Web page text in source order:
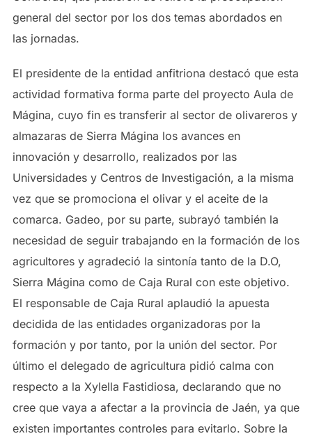
general del sector por los dos temas abordados en
las jornadas.
El presidente de la entidad anfitriona destacó que esta
actividad formativa forma parte del proyecto Aula de
Mágina, cuyo fin es transferir al sector de olivareros y
almazaras de Sierra Mágina los avances en
innovación y desarrollo, realizados por las
Universidades y Centros de Investigación, a la misma
vez que se promociona el olivar y el aceite de la
comarca. Gadeo, por su parte, subrayó también la
necesidad de seguir trabajando en la formación de los
agricultores y agradeció la sintonía tanto de la D.O,
Sierra Mágina como de Caja Rural con este objetivo.
El responsable de Caja Rural aplaudió la apuesta
decidida de las entidades organizadoras por la
formación y por tanto, por la unión del sector. Por
último el delegado de agricultura pidió calma con
respecto a la Xylella Fastidiosa, declarando que no
cree que vaya a afectar a la provincia de Jaén, ya que
existen importantes controles para evitarlo. Sobre la